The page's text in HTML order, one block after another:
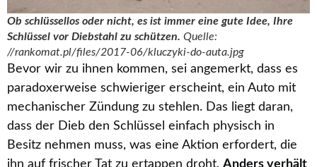
Ob schlüssellos oder nicht, es ist immer eine gute Idee, Ihre
Schlüssel vor Diebstahl zu schützen. Quelle:
//rankomat.pl/files/2017-06/kluczyki-do-auta.jpg
Bevor wir zu ihnen kommen, sei angemerkt, dass es
paradoxerweise schwieriger erscheint, ein Auto mit
mechanischer Zündung zu stehlen. Das liegt daran,
dass der Dieb den Schlüssel einfach physisch in
Besitz nehmen muss, was eine Aktion erfordert, die
ihn auf frischer Tat zu ertappen droht. Anders verhält